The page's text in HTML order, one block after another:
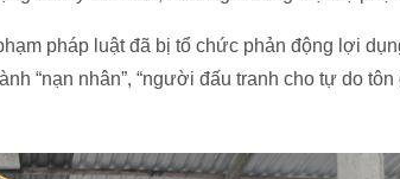
pháp luật đã bị tổ chức phản động lợi
“nạn nhân”, “người đấu tranh cho tự do